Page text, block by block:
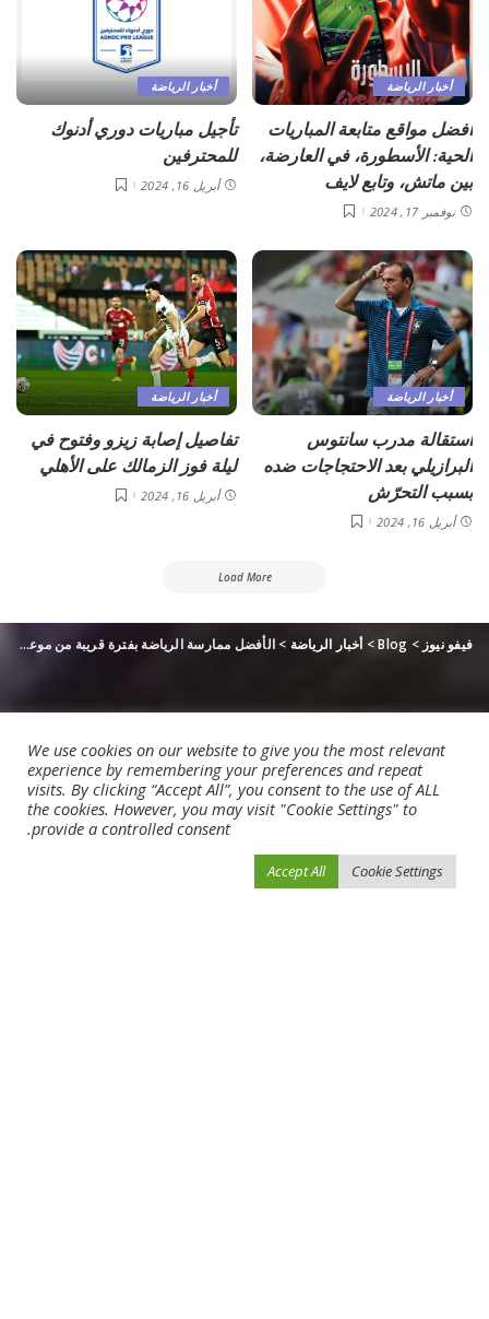
أخبار الرياضة
أفضل مواقع متابعة المباريات
الحية: الأسطورة، في العارضة،
بين ماتش، وتابع لايف
نوفمبر 17, 2024
أخبار الرياضة
تأجيل مباريات دوري أدنوك
للمحترفين
أبريل 16, 2024
أخبار الرياضة
استقالة مدرب سانتوس
البرازيلي بعد الاحتجاجات ضده
بسبب التحرّش
أبريل 16, 2024
أخبار الرياضة
تفاصيل إصابة زيزو وفتوح في
ليلة فوز الزمالك على الأهلي
أبريل 16, 2024
Load More
فيفو نيوز >
Blog
> أخبار الرياضة > الأفضل ممارسة الرياضة بفترة قريبة من موعد الإفطار
We use cookies on our website to give you the most relevant
experience by remembering your preferences and repeat
visits. By clicking “Accept All”, you consent to the use of ALL
the cookies. However, you may visit "Cookie Settings" to
provide a controlled consent.
Cookie Settings
Accept All